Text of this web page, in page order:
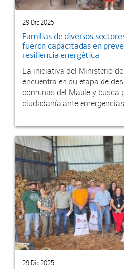
29 Dic 2025
Familias de diversos
fueron capacitadas en
resiliencia energética
La iniciativa del Ministerio
encuentra en su etapa de
comunas del Maule y busca
ciudadanía ante
29 Dic 2025